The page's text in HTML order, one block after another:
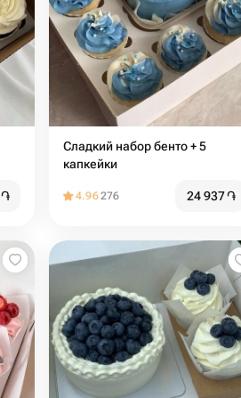
֏
Сладкий набор бенто + 5
капкейки
4.96276 24 937֏